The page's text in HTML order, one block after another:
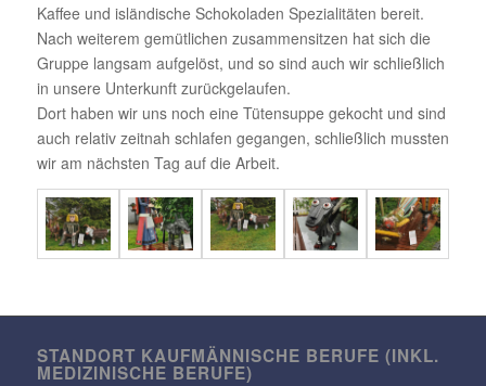
Kaffee und islän­di­sche Scho­ko­laden Spezia­li­täten bereit.
Nach weiterem gemüt­li­chen zusam­men­sitzen hat sich die
Gruppe langsam aufge­löst, und so sind auch wir schließ­lich
in unsere Unter­kunft zurückgelaufen.
Dort haben wir uns noch eine Tüten­suppe gekocht und sind
auch relativ zeitnah schlafen gegangen, schließ­lich mussten
wir am nächsten Tag auf die Arbeit.
STANDORT KAUF­MÄN­NI­SCHE BERUFE (INKL.
MEDI­ZI­NI­SCHE BERUFE)